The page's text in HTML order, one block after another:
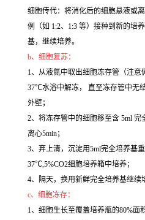
细胞传代：将消化后的细胞悬液或
例（如 1:2、1:3 等）接种到新的培
基，继续培养。
b、细胞复苏：
1、从液氮中取出细胞冻存管（注
37℃水浴中解冻， 直至冻存管中无
外壁；
2、将冻存管中的细胞移至含 5ml 完
离心5min；
3、弃上清，沉淀用5ml完全培养基
37℃,5%CO2细胞培养箱中培养；
4、隔天，换用新鲜完全培养基继续
c、细胞冻存：
1、细胞生长至覆盖培养瓶的80%面